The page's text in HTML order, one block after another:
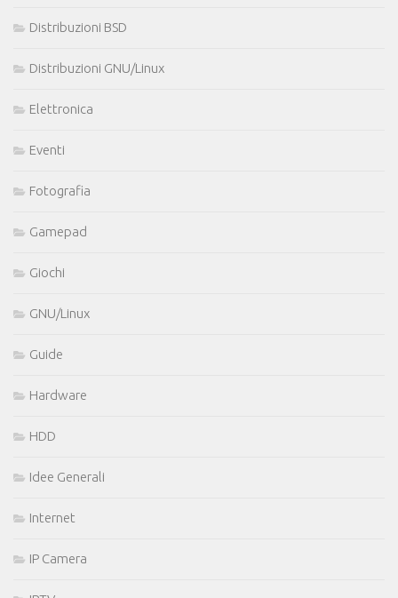
Distribuzioni BSD
Distribuzioni GNU/Linux
Elettronica
Eventi
Fotografia
Gamepad
Giochi
GNU/Linux
Guide
Hardware
HDD
Idee Generali
Internet
IP Camera